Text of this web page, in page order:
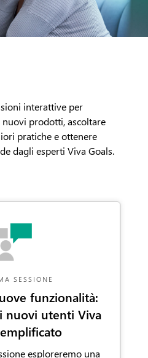
interattive per
prodotti, ascoltare
pratiche e ottenere
dagli esperti Viva Goals.
SESSIONE
funzionalità:
nuovi utenti Viva
esploreremo una